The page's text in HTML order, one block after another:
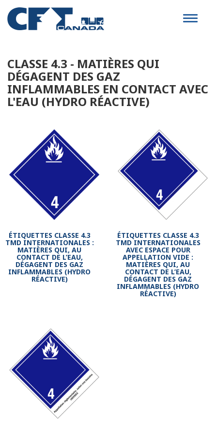
Toggle
CLASSE 4.3 - MATIÈRES QUI
DÉGAGENT DES GAZ
INFLAMMABLES EN CONTACT AVEC
L'EAU (HYDRO RÉACTIVE)
ÉTIQUETTES CLASSE 4.3
TMD INTERNATIONALES :
MATIÈRES QUI, AU
CONTACT DE L’EAU,
DÉGAGENT DES GAZ
INFLAMMABLES (HYDRO
RÉACTIVE)
ÉTIQUETTES CLASSE 4.3
TMD INTERNATIONALES
AVEC ESPACE POUR
APPELLATION VIDE :
MATIÈRES QUI, AU
CONTACT DE L’EAU,
DÉGAGENT DES GAZ
INFLAMMABLES (HYDRO
RÉACTIVE)